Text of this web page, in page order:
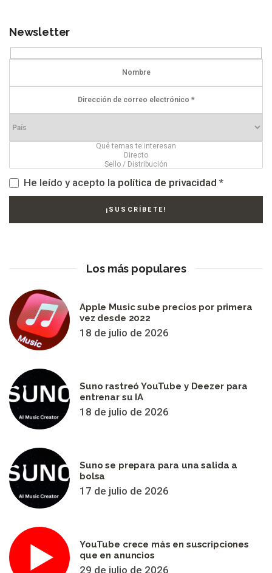
entradas
Newsletter
He leído y acepto la política de privacidad *
Los más populares
Apple Music sube precios por primera
vez desde 2022
18 de julio de 2026
Suno rastreó YouTube y Deezer para
entrenar su IA
18 de julio de 2026
Suno se prepara para una salida a
bolsa
17 de julio de 2026
YouTube crece más en suscripciones
que en anuncios
29 de julio de 2026